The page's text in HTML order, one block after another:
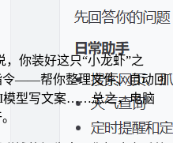
，你装好这只“小龙虾”之
令——帮你整理文件、自动回
模型写文案……总之，电脑